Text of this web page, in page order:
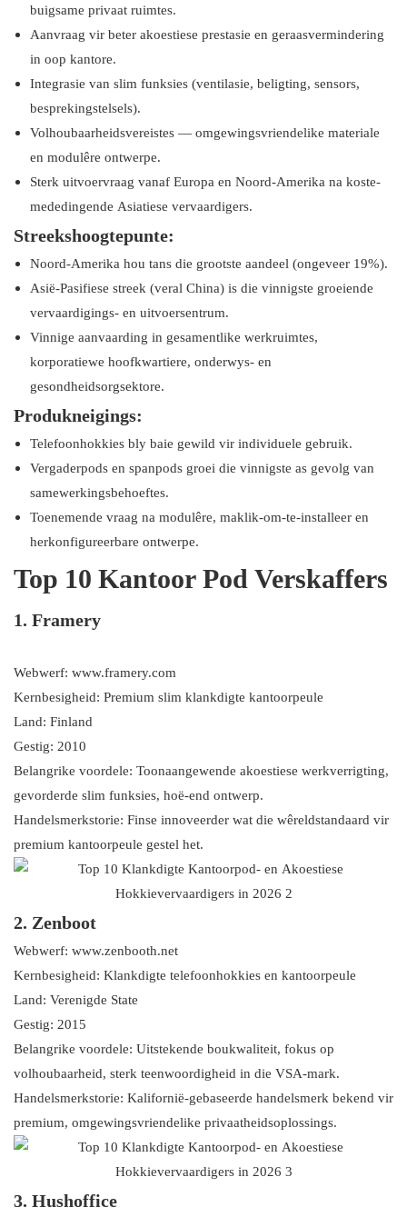
buigsame privaat ruimtes.
Aanvraag vir beter akoestiese prestasie en geraasvermindering
in oop kantore.
Integrasie van slim funksies (ventilasie, beligting, sensors,
besprekingstelsels).
Volhoubaarheidsvereistes — omgewingsvriendelike materiale
en modulêre ontwerpe.
Sterk uitvoervraag vanaf Europa en Noord-Amerika na koste-
mededingende Asiatiese vervaardigers.
Streekshoogtepunte:
Noord-Amerika hou tans die grootste aandeel (ongeveer 19%).
Asië-Pasifiese streek (veral China) is die vinnigste groeiende
vervaardigings- en uitvoersentrum.
Vinnige aanvaarding in gesamentlike werkruimtes,
korporatiewe hoofkwartiere, onderwys- en
gesondheidsorgsektore.
Produkneigings:
Telefoonhokkies bly baie gewild vir individuele gebruik.
Vergaderpods en spanpods groei die vinnigste as gevolg van
samewerkingsbehoeftes.
Toenemende vraag na modulêre, maklik-om-te-installeer en
herkonfigureerbare ontwerpe.
Top 10 Kantoor Pod Verskaffers
1. Framery
Webwerf: www.framery.com
Kernbesigheid: Premium slim klankdigte kantoorpeule
Land: Finland
Gestig: 2010
Belangrike voordele: Toonaangewende akoestiese werkverrigting,
gevorderde slim funksies, hoë-end ontwerp.
Handelsmerkstorie: Finse innoveerder wat die wêreldstandaard vir
premium kantoorpeule gestel het.
2. Zenboot
Webwerf: www.zenbooth.net
Kernbesigheid: Klankdigte telefoonhokkies en kantoorpeule
Land: Verenigde State
Gestig: 2015
Belangrike voordele: Uitstekende boukwaliteit, fokus op
volhoubaarheid, sterk teenwoordigheid in die VSA-mark.
Handelsmerkstorie: Kalifornië-gebaseerde handelsmerk bekend vir
premium, omgewingsvriendelike privaatheidsoplossings.
3. Hushoffice